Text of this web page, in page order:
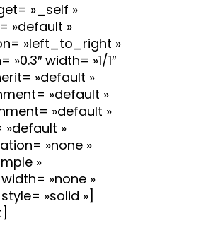
»_self »
»default »
»left_to_right »
width= »1/1″
»default »
»default »
»default »
»
»none »
»
»none »
»solid »]